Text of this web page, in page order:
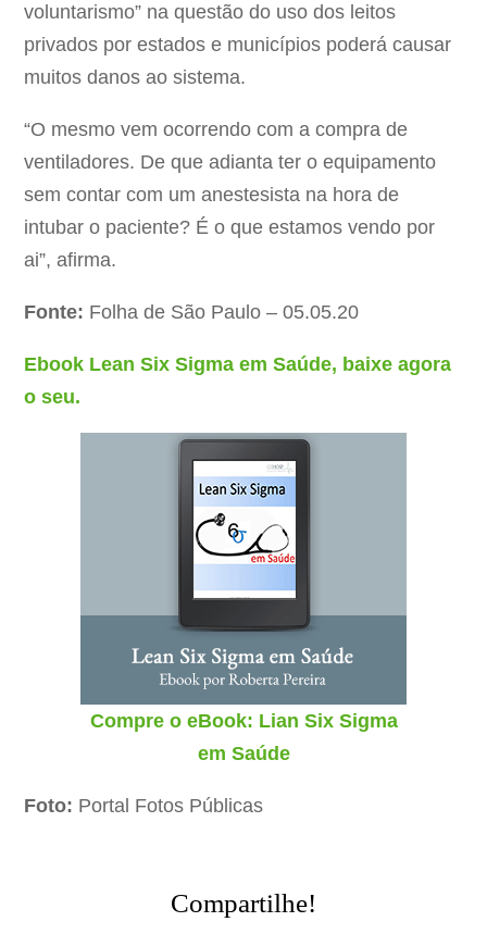
voluntarismo” na questão do uso dos leitos
privados por estados e municípios poderá causar
muitos danos ao sistema.
“O mesmo vem ocorrendo com a compra de
ventiladores. De que adianta ter o equipamento
sem contar com um anestesista na hora de
intubar o paciente? É o que estamos vendo por
ai”, afirma.
Fonte: Folha de São Paulo – 05.05.20
Ebook Lean Six Sigma em Saúde, baixe agora
o seu.
Compre o eBook: Lian Six Sigma
em Saúde
Foto: Portal Fotos Públicas
Compartilhe!